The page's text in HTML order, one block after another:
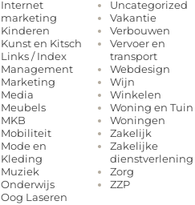
Internet
marketing
Kinderen
Kunst en Kitsch
Links / Index
Management
Marketing
Media
Meubels
MKB
Mobiliteit
Mode en
Kleding
Muziek
Onderwijs
Oog Laseren
Uncategorized
Vakantie
Verbouwen
Vervoer en
transport
Webdesign
Wijn
Winkelen
Woning en Tuin
Woningen
Zakelijk
Zakelijke
dienstverlening
Zorg
ZZP